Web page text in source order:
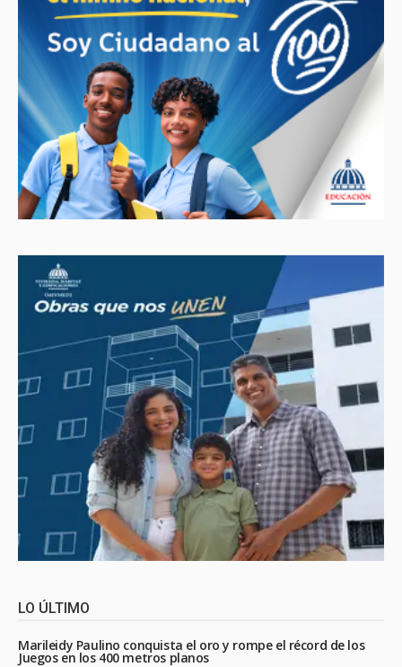
LO ÚLTIMO
Marileidy Paulino conquista el oro y rompe el récord de los
Juegos en los 400 metros planos